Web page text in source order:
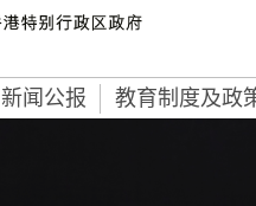
新闻公报 教育制度及政